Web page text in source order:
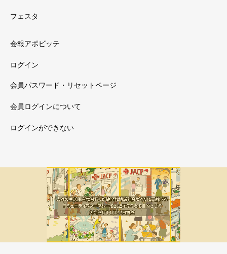
フェスタ
会報アポビッテ
ログイン
会員パスワード・リセットページ
会員ログインについて
ログインができない
会員限定